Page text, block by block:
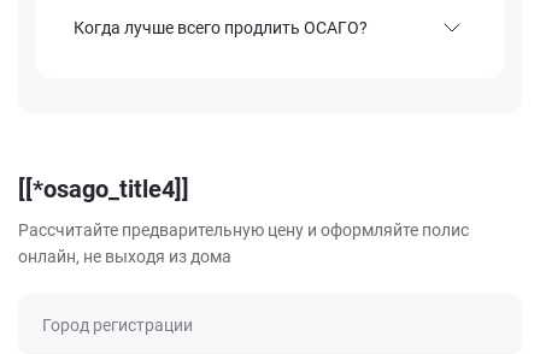
Когда лучше всего продлить ОСАГО?
[[*osago_title4]]
Рассчитайте предварительную цену и оформляйте полис
онлайн, не выходя из дома
Город регистрации